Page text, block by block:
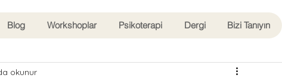
Blog Workshoplar Psikoterapi Dergi Bizi Tanıyın
okunur